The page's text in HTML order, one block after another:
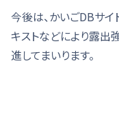
今後は、かいごDBサ
キストなどにより露出
進してまいります。